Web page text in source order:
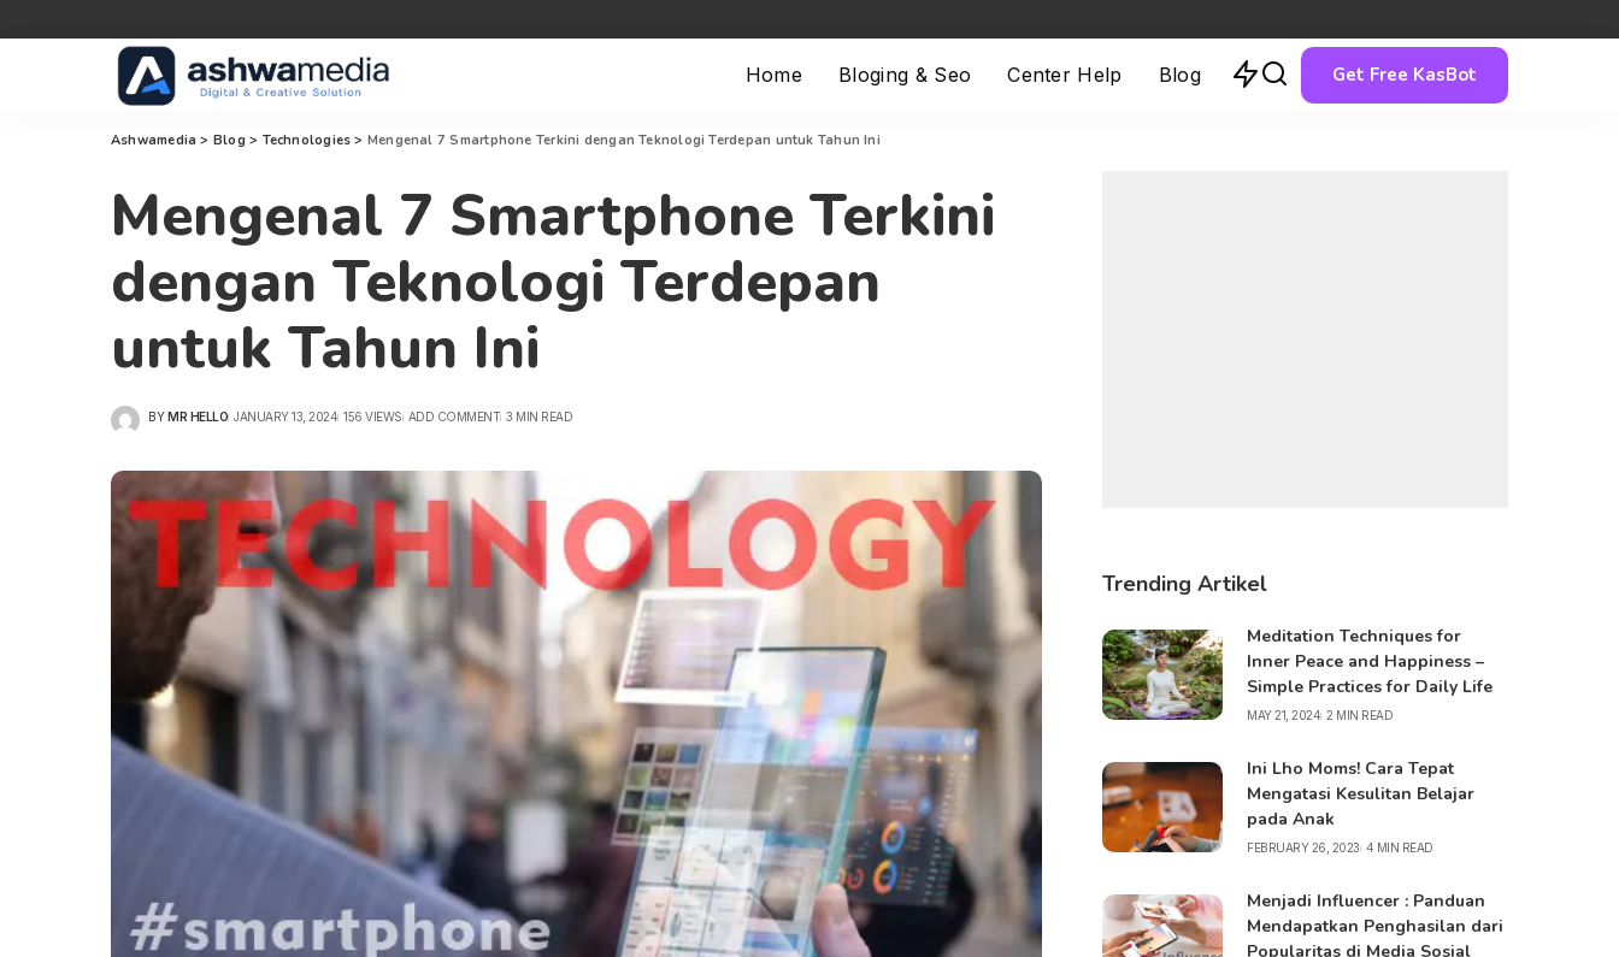
Home Bloging & Seo Center Help Blog Get Free KasBot
Ashwamedia > Blog > Technologies > Mengenal 7 Smartphone Terkini dengan Teknologi Terdepan untuk Tahun Ini
Mengenal 7 Smartphone Terkini
dengan Teknologi Terdepan
untuk Tahun Ini
POSTED
BY MR HELLO JANUARY 13, 2024 156 VIEWS ADD COMMENT 3 MIN READ
Trending Artikel
Meditation Techniques for
Inner Peace and Happiness –
Simple Practices for Daily Life
MAY 21, 2024 2 MIN READ
Ini Lho Moms! Cara Tepat
Mengatasi Kesulitan Belajar
pada Anak
FEBRUARY 26, 2023 4 MIN READ
Menjadi Influencer : Panduan
Mendapatkan Penghasilan dari
Popularitas di Media Sosial